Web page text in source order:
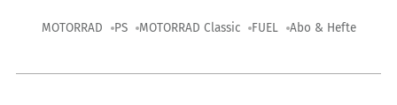
MOTORRAD PS MOTORRAD Classic FUEL Abo & Hefte